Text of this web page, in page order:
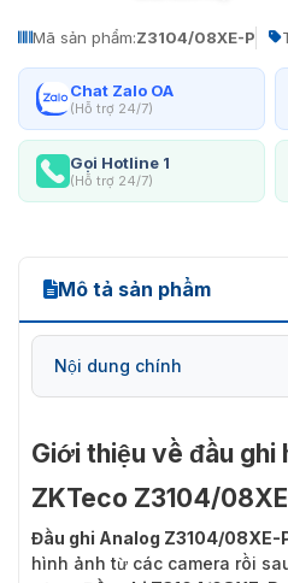
Mã sản phẩm:Z3104/08XE-P
Chat Zalo OA
(Hỗ trợ 24/7)
Gọi Hotline 1
(Hỗ trợ 24/7)
Mô tả sản phẩm
Nội dung chính
Những thông tin bạn cần
Z3104/08XE-P
Giới thiệu về đầu ghi
ZKTeco Z3104/
Đầu ghi Analog Z3104/08XE-
hình ảnh từ các camera rồi